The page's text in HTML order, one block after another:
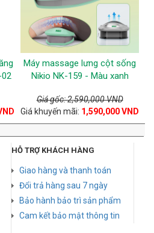
Máy massage lưng cột sống
Nikio NK-159 - Màu xanh
Giá gốc: 2,590,000 VND
Giá khuyến mãi: 1,590,000 VND
HỖ TRỢ KHÁCH HÀNG
Giao hàng và thanh toán
Đổi trả hàng sau 7 ngày
Bảo hành bảo trì sản phẩm
Cam kết bảo mật thông tin